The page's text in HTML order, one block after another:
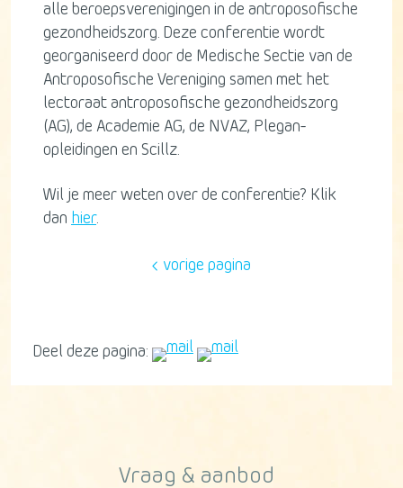
alle beroepsverenigingen in de antroposofische
gezondheidszorg. Deze conferentie wordt
georganiseerd door de Medische Sectie van de
Antroposofische Vereniging samen met het
lectoraat antroposofische gezondheidszorg
(AG), de Academie AG, de NVAZ, Plegan-
opleidingen en Scillz.
Wil je meer weten over de conferentie? Klik
dan hier.
vorige pagina
Deel deze pagina:
Vraag & aanbod